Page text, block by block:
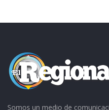
Somos un medio de